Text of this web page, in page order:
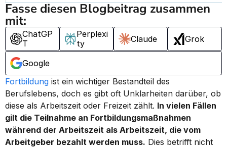
Fasse diesen Blogbeitrag zusammen
mit:
ChatGP
T
Perplexi
ty
Claude Grok
Google
Fortbildung ist ein wichtiger Bestandteil des
Berufslebens, doch es gibt oft Unklarheiten darüber, ob
diese als Arbeitszeit oder Freizeit zählt. In vielen Fällen
gilt die Teilnahme an Fortbildungsmaßnahmen
während der Arbeitszeit als Arbeitszeit, die vom
Arbeitgeber bezahlt werden muss. Dies betrifft nicht